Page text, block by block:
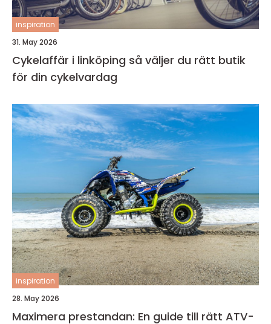
inspiration
31. May 2026
Cykelaffär i linköping så väljer du rätt butik
för din cykelvardag
inspiration
28. May 2026
Maximera prestandan: En guide till rätt ATV-